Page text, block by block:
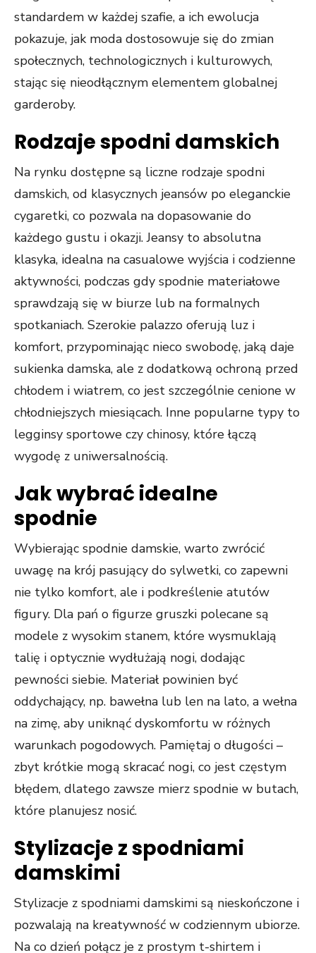
standardem w każdej szafie, a ich ewolucja
pokazuje, jak moda dostosowuje się do zmian
społecznych, technologicznych i kulturowych,
stając się nieodłącznym elementem globalnej
garderoby.
Rodzaje spodni damskich
Na rynku dostępne są liczne rodzaje spodni
damskich, od klasycznych jeansów po eleganckie
cygaretki, co pozwala na dopasowanie do
każdego gustu i okazji. Jeansy to absolutna
klasyka, idealna na casualowe wyjścia i codzienne
aktywności, podczas gdy spodnie materiałowe
sprawdzają się w biurze lub na formalnych
spotkaniach. Szerokie palazzo oferują luz i
komfort, przypominając nieco swobodę, jaką daje
sukienka damska, ale z dodatkową ochroną przed
chłodem i wiatrem, co jest szczególnie cenione w
chłodniejszych miesiącach. Inne popularne typy to
legginsy sportowe czy chinosy, które łączą
wygodę z uniwersalnością.
Jak wybrać idealne
spodnie
Wybierając spodnie damskie, warto zwrócić
uwagę na krój pasujący do sylwetki, co zapewni
nie tylko komfort, ale i podkreślenie atutów
figury. Dla pań o figurze gruszki polecane są
modele z wysokim stanem, które wysmuklają
talię i optycznie wydłużają nogi, dodając
pewności siebie. Materiał powinien być
oddychający, np. bawełna lub len na lato, a wełna
na zimę, aby uniknąć dyskomfortu w różnych
warunkach pogodowych. Pamiętaj o długości –
zbyt krótkie mogą skracać nogi, co jest częstym
błędem, dlatego zawsze mierz spodnie w butach,
które planujesz nosić.
Stylizacje z spodniami
damskimi
Stylizacje z spodniami damskimi są nieskończone i
pozwalają na kreatywność w codziennym ubiorze.
Na co dzień połącz je z prostym t-shirtem i